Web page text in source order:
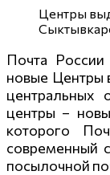
Центры
Почта
новые
центральных
центры –
которого
современный
посылочной